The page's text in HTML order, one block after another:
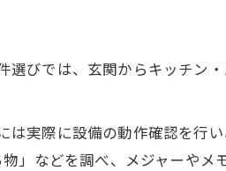
びでは、玄関からキッチン
は実際に設備の動作確認を行
」などを調べ、メジャーやメ